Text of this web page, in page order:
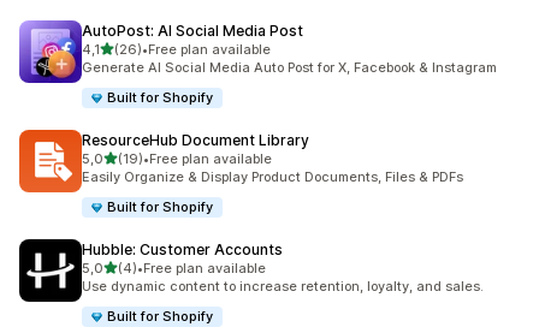
AutoPost: AI Social Media Post
4,15 yıldız üzerinden
(26)
toplam 26 değerlendirme
•Free plan available
Generate AI Social Media Auto Post for X, Facebook & Instagram
Built for Shopify
ResourceHub Document Library
5,05 yıldız üzerinden
(19)
toplam 19 değerlendirme
•Free plan available
Easily Organize & Display Product Documents, Files & PDFs
Built for Shopify
Hubble: Customer Accounts
5,05 yıldız üzerinden
(4)
toplam 4 değerlendirme
•Free plan available
Use dynamic content to increase retention, loyalty, and sales.
Built for Shopify